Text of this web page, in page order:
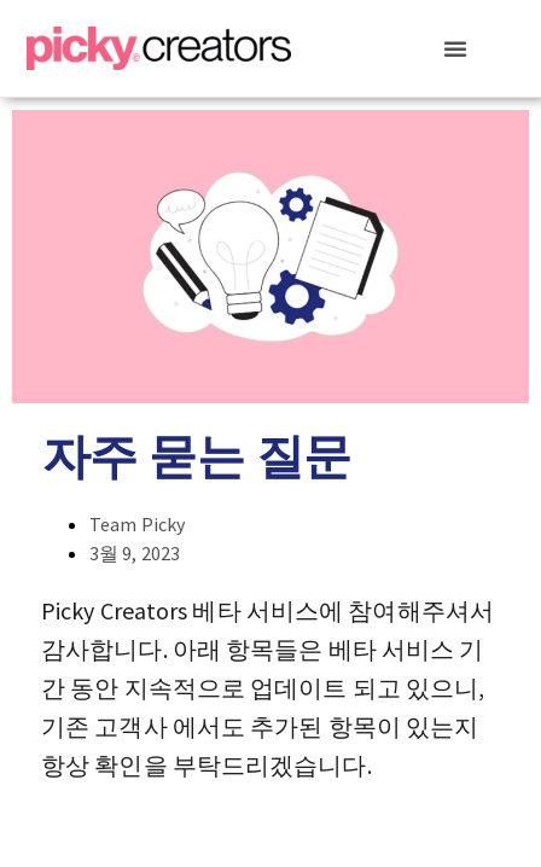
자주 묻는 질문
Team Picky
3월 9, 2023
Picky Creators 베타 서비스에 참여해주셔서
감사합니다. 아래 항목들은 베타 서비스 기
간 동안 지속적으로 업데이트 되고 있으니,
기존 고객사 에서도 추가된 항목이 있는지
항상 확인을 부탁드리겠습니다.